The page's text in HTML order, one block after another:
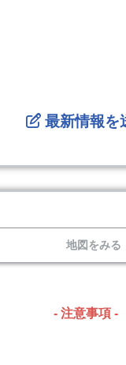
最新情報を
地図をみる
- 注意事項 -